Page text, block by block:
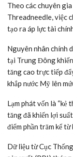
Theo các chuyên
Threadneedle, việc
tạo ra áp lực tài
Nguyên nhân chính
tại Trung Đông
tăng cao trực tiếp
khắp nước Mỹ lên
Lạm phát vốn là “kẻ
tăng đã khiến lợi
điểm phần trăm kể
Dữ liệu từ Cục